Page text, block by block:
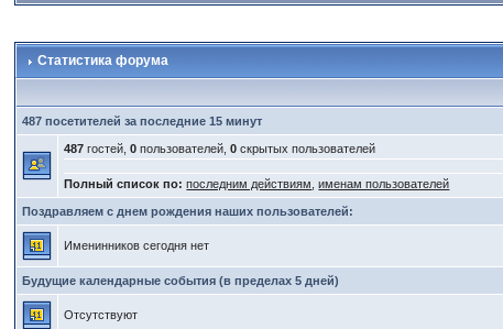
Статистика форума
487 посетителей за последние 15 минут
487 гостей,0 пользователей,0 скрытых пользователей
Полный список по: последним действиям ,именам пользователей
Поздравляем с днем рождения наших пользователей:
Именинников сегодня нет
Будущие календарные события (в пределах 5 дней)
Отсутствуют